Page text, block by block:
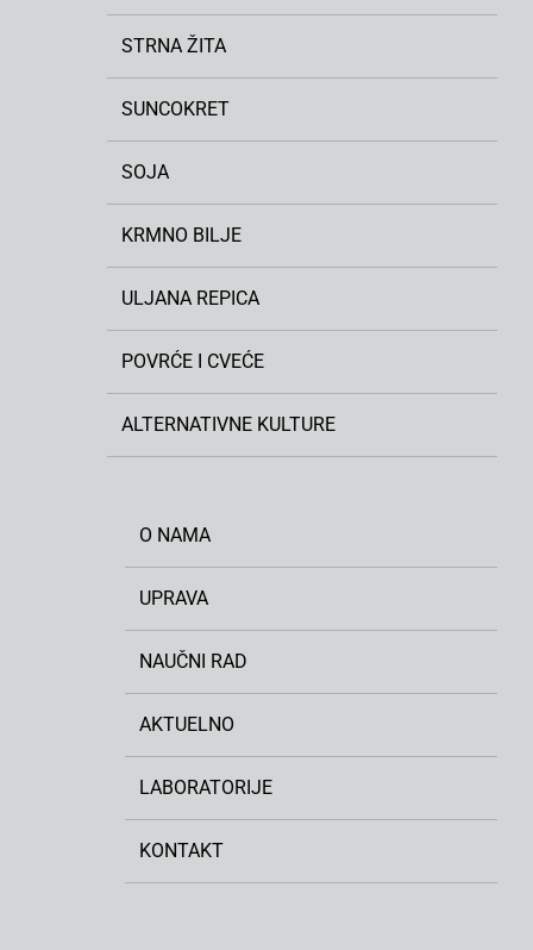
STRNA ŽITA
SUNCOKRET
SOJA
KRMNO BILJE
ULJANA REPICA
POVRĆE I CVEĆE
ALTERNATIVNE KULTURE
O NAMA
UPRAVA
NAUČNI RAD
AKTUELNO
LABORATORIJE
KONTAKT